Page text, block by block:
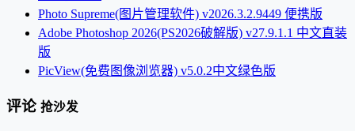
Photo Supreme(图片管理软件) v2026.3.2.9449 便携版
Adobe Photoshop 2026(PS2026破解版) v27.9.1.1 中文直装
版
PicView(免费图像浏览器) v5.0.2中文绿色版
评论 抢沙发